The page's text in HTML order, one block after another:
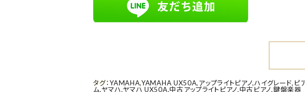
タグ：YAMAHA,YAMAHA UX50A,アップライトピアノ,ハイグレード, ピ
ム,ヤマハ,ヤマハ UX50A,中古アップライトピアノ,中古ピアノ,鍵盤楽器